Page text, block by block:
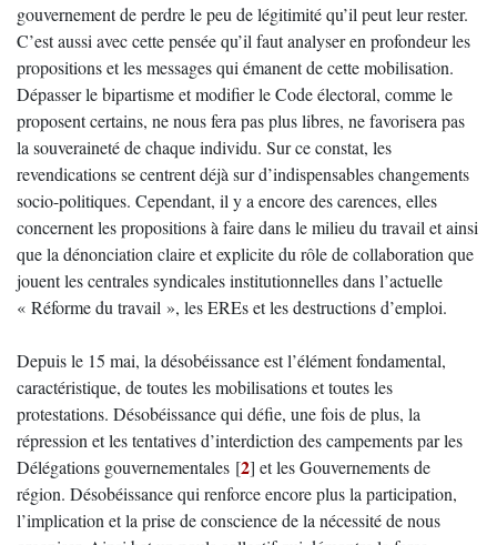
gouvernement de perdre le peu de légitimité qu’il peut leur rester.
C’est aussi avec cette pensée qu’il faut analyser en profondeur les
propositions et les messages qui émanent de cette mobilisation.
Dépasser le bipartisme et modifier le Code électoral, comme le
proposent certains, ne nous fera pas plus libres, ne favorisera pas
la souveraineté de chaque individu. Sur ce constat, les
revendications se centrent déjà sur d’indispensables changements
socio-politiques. Cependant, il y a encore des carences, elles
concernent les propositions à faire dans le milieu du travail et ainsi
que la dénonciation claire et explicite du rôle de collaboration que
jouent les centrales syndicales institutionnelles dans l’actuelle
« Réforme du travail », les EREs et les destructions d’emploi.
Depuis le 15 mai, la désobéissance est l’élément fondamental,
caractéristique, de toutes les mobilisations et toutes les
protestations. Désobéissance qui défie, une fois de plus, la
répression et les tentatives d’interdiction des campements par les
Délégations gouvernementales [2] et les Gouvernements de
région. Désobéissance qui renforce encore plus la participation,
l’implication et la prise de conscience de la nécessité de nous